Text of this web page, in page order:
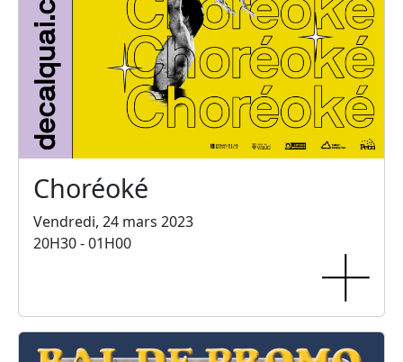
Choréoké
Vendredi, 24 mars 2023
20H30 - 01H00